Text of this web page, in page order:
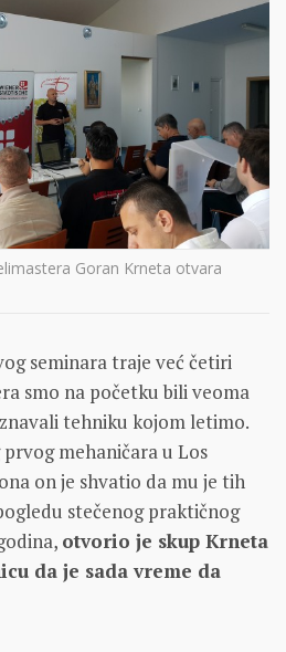
Goran Krneta otvara
seminara traje već četiri
smo na početku bili veoma
tehniku kojom letimo.
mehaničara u Los
on je shvatio da mu je tih
stečenog praktičnog
otvorio je skup Krneta
da je sada vreme da